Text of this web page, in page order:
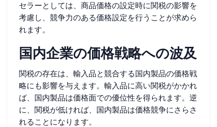
セラーとしては、商品価格の設定時に関税の影響を
考慮し、競争力のある価格設定を行うことが求めら
れます。
国内企業の価格戦略への波及
関税の存在は、輸入品と競合する国内製品の価格戦
略にも影響を与えます。輸入品に高い関税がかかれ
ば、国内製品は価格面での優位性を得られます。逆
に、関税が低ければ、国内製品は価格競争にさらさ
れることになります。